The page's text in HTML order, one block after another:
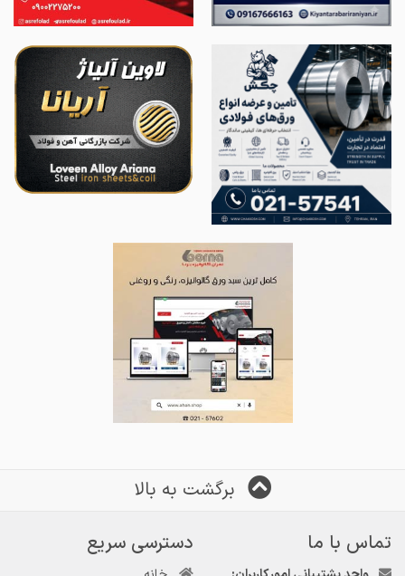
برگشت به بالا
تماس با ما
دسترسی سریع